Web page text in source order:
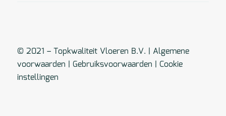
© 2021 – Topkwaliteit Vloeren B.V. | Algemene
voorwaarden | Gebruiksvoorwaarden | Cookie
instellingen